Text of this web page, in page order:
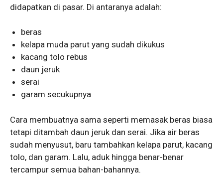
didapatkan di pasar. Di antaranya adalah:
beras
kelapa muda parut yang sudah dikukus
kacang tolo rebus
daun jeruk
serai
garam secukupnya
Cara membuatnya sama seperti memasak beras biasa
tetapi ditambah daun jeruk dan serai. Jika air beras
sudah menyusut, baru tambahkan kelapa parut, kacang
tolo, dan garam. Lalu, aduk hingga benar-benar
tercampur semua bahan-bahannya.